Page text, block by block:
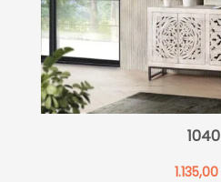
1040
1.135,00